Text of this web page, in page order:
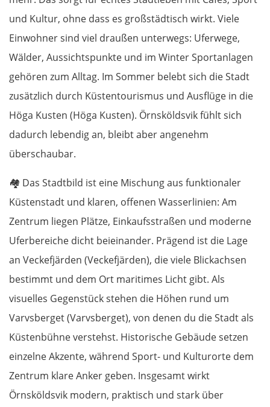
und Kultur, ohne dass es großstädtisch wirkt. Viele
Einwohner sind viel draußen unterwegs: Uferwege,
Wälder, Aussichtspunkte und im Winter Sportanlagen
gehören zum Alltag. Im Sommer belebt sich die Stadt
zusätzlich durch Küstentourismus und Ausflüge in die
Höga Kusten (Höga Kusten). Örnsköldsvik fühlt sich
dadurch lebendig an, bleibt aber angenehm
überschaubar.
🏘️ Das Stadtbild ist eine Mischung aus funktionaler
Küstenstadt und klaren, offenen Wasserlinien: Am
Zentrum liegen Plätze, Einkaufsstraßen und moderne
Uferbereiche dicht beieinander. Prägend ist die Lage
an Veckefjärden (Veckefjärden), die viele Blickachsen
bestimmt und dem Ort maritimes Licht gibt. Als
visuelles Gegenstück stehen die Höhen rund um
Varvsberget (Varvsberget), von denen du die Stadt als
Küstenbühne verstehst. Historische Gebäude setzen
einzelne Akzente, während Sport- und Kulturorte dem
Zentrum klare Anker geben. Insgesamt wirkt
Örnsköldsvik modern, praktisch und stark über
Sächsische Schweiz
Tschechien
Ústí nad Labem
Mělník
Beroun
Pilsen
Taus
Deutschland Süd
Cham
Ingolstadt